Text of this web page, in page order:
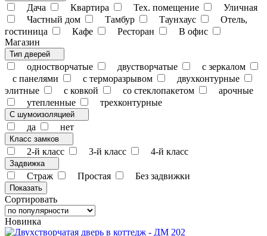
Дача Квартира Тех. помещение
Уличная
Частный дом
Тамбур Таунхаус
Отель,
гостиница
Кафе Ресторан
В офис
Магазин
Тип дверей
одностворчатые двустворчатые
с зеркалом
с панелями
с терморазрывом
двухконтурные
элитные
с ковкой со стеклопакетом
арочные
утепленные
трехконтурные
С шумоизоляцией
да нет
Класс замков
2-й класс 3-й класс 4-й класс
Задвижка
Страж Простая Без задвижки
Сортировать
Новинка